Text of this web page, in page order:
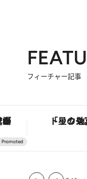
フィーチャー記事
」。旅愛好家のお気に入りコレクションから、ジェンダーレスな新作が登場 「星の